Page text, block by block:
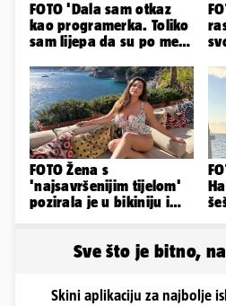
FOTO 'Dala sam otkaz
kao programerka. Toliko
sam lijepa da su po meni
FOTO Žena s
'najsavršenijim tijelom'
pozirala je u bikiniju i
Sve što je bitno,
Skini aplikaciju za najbolje